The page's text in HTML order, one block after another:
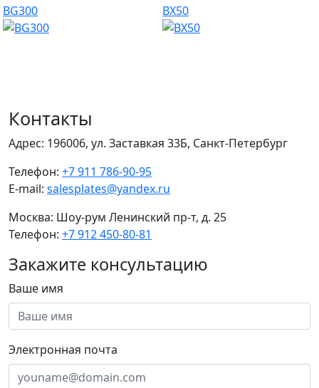
BG300 BX50
Контакты
Адрес: 196006, ул. Заставкая 33Б, Санкт-Петербург
Телефон: +7 911 786-90-95
E-mail: salesplates@yandex.ru
Москва: Шоу-рум Ленинский пр-т, д. 25
Телефон: +7 912 450-80-81
Закажите консультацию
Ваше имя
Электронная почта